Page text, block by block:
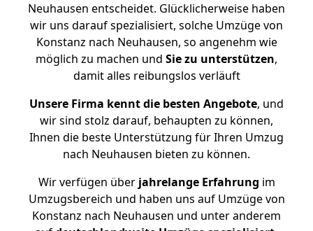
Neuhausen entscheidet. Glücklicherweise haben
wir uns darauf spezialisiert, solche Umzüge von
Konstanz nach Neuhausen, so angenehm wie
möglich zu machen und Sie zu unterstützen,
damit alles reibungslos verläuft
Unsere Firma kennt die besten Angebote, und
wir sind stolz darauf, behaupten zu können,
Ihnen die beste Unterstützung für Ihren Umzug
nach Neuhausen bieten zu können.
Wir verfügen überjahrelange Erfahrung im
Umzugsbereich und haben uns auf Umzüge von
Konstanz nach Neuhausen und unter anderem